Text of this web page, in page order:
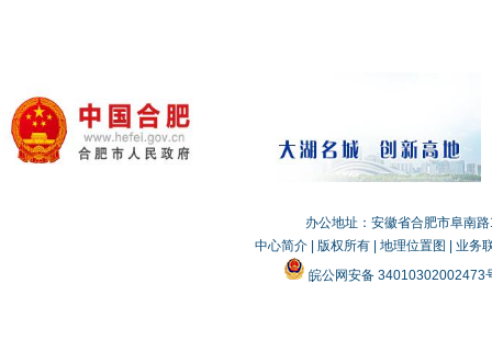
办公地址：安徽省合肥市阜南
中心简介| 版权所有| 地理位置图
业务
皖公网安备 34010302002473